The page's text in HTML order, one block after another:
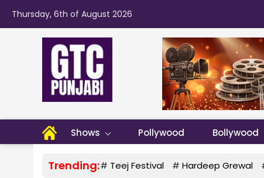
Thursday, 6th of August 2026
Shows Pollywood Bollywood
Trending:# Teej Festival # Hardeep Grewal